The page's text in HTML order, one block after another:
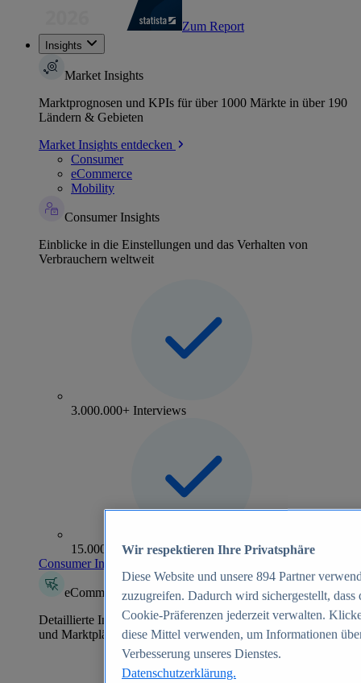
Zum Report
Insights
Market Insights
Marktprognosen und KPIs für über 1000 Märkte in über 190
Ländern & Gebieten
Market Insights entdecken
Consumer
eCommerce
Mobility
Consumer Insights
Einblicke in die Einstellungen und das Verhalten von
Verbrauchern weltweit
3.000.000+ Interviews
15.000+ Marken
Consumer Insights entdecken
eCommerce Insights
Detaillierte Informationen zu mehr als 39.000 Online-Shops
und Marktplätzen
Wir respektieren Ihre Privatsphäre
Diese Website und unsere 894 Partner
zuzugreifen. Dadurch wird sichergestellt,
Cookie-Präferenzen jederzeit verwalten.
diese Mittel verwenden, um Informationen
Verbesserung unseres Dienstes.
Datenschutzerklärung.